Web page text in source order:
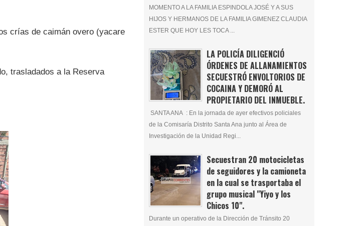
crías de caimán overo (yacare
trasladados a la Reserva
MOMENTO A LA FAMILIA ESPINDOLA JOSÉ Y A SUS
HIJOS Y HERMANOS DE LA FAMILIA GIMENEZ CLAUDIA
ESTER QUE HOY LES TOCA ...
LA POLICÍA DILIGENCIÓ
ÓRDENES DE ALLANAMIENTOS
SECUESTRÓ ENVOLTORIOS DE
COCAINA Y DEMORÓ AL
PROPIETARIO DEL INMUEBLE.
SANTA ANA : En la jornada de ayer efectivos policiales
de la Comisaría Distrito Santa Ana junto al Área de
Investigación de la Unidad Regi...
Secuestran 20 motocicletas
de seguidores y la camioneta
en la cual se trasportaba el
grupo musical "Yiyo y los
Chicos 10".
Durante un operativo de la Dirección de Tránsito 20